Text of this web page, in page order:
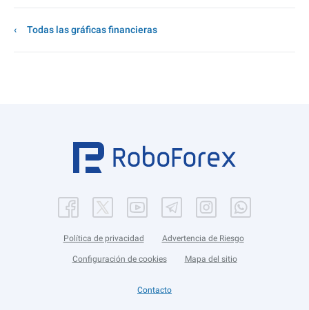
Todas las gráficas financieras
Política de privacidad Advertencia de Riesgo
Configuración de cookies Mapa del sitio
Contacto